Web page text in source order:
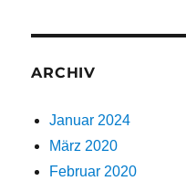
ARCHIV
Januar 2024
März 2020
Februar 2020